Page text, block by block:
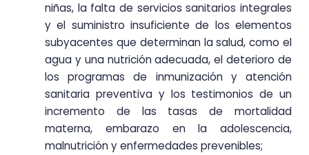
niñas, la falta de servicios sanitarios integrales
y el suministro insuficiente de los elementos
subyacentes que determinan la salud, como el
agua y una nutrición adecuada, el deterioro de
los programas de inmunización y atención
sanitaria preventiva y los testimonios de un
incremento de las tasas de mortalidad
materna, embarazo en la adolescencia,
malnutrición y enfermedades prevenibles;